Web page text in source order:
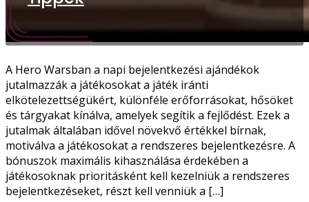
A Hero Warsban a napi bejelentkezési ajándékok
jutalmazzák a játékosokat a játék iránti
elkötelezettségükért, különféle erőforrásokat, hősöket
és tárgyakat kínálva, amelyek segítik a fejlődést. Ezek a
jutalmak általában idővel növekvő értékkel bírnak,
motiválva a játékosokat a rendszeres bejelentkezésre. A
bónuszok maximális kihasználása érdekében a
játékosoknak prioritásként kell kezelniük a rendszeres
bejelentkezéseket, részt kell venniük a […]